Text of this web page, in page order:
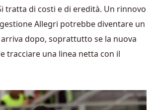
tratta di costi e di eredità. Un rinnovo
Allegri potrebbe diventare un
dopo, soprattutto se la nuova
tracciare una linea netta con il